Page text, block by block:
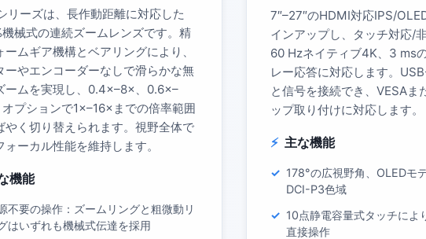
リーズは、長作動距離に対応した
機械式の連続ズームレンズです。精
ームギア機構とベアリングにより、
ーやエンコーダーなしで滑らかな無
ームを実現し、0.4×–8×、0.6×–
プションで1×–16×までの倍率範囲
やく切り替えられます。視野全体で
ォーカル性能を維持します。
機能
不要の操作：ズームリングと粗微動リ
はいずれも機械式伝達を採用
7″–27″のHDMI対応IPS/
インアップし、タッチ対応/
60 Hzネイティブ4K、3 ms
レー応答に対応します。
と信号を接続でき、VESAま
ップ取り付けに対応します。
主な機能
178°の広視野角、OLEDモ
DCI-P3色域
10点静電容量式タッチによ
直接操作